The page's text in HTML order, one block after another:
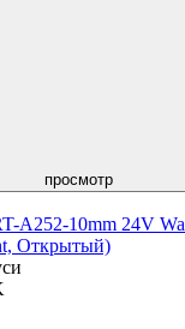
просмотр
A252-10mm 24V
Открытый)